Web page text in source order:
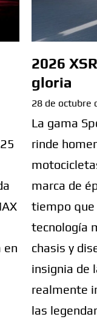
en
2026
gloria
28 de octubre
La gama
rinde
marca de
tiempo
tecnología
chasis y
insignia de
realmente
las